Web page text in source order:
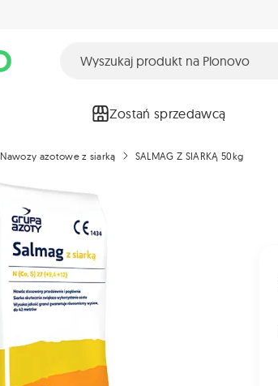
Zostań sprzedawcą
Nawozy azotowe z siarką SALMAG Z SIARKĄ 50kg